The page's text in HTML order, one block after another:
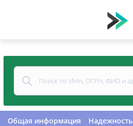
Общая информация Надежность